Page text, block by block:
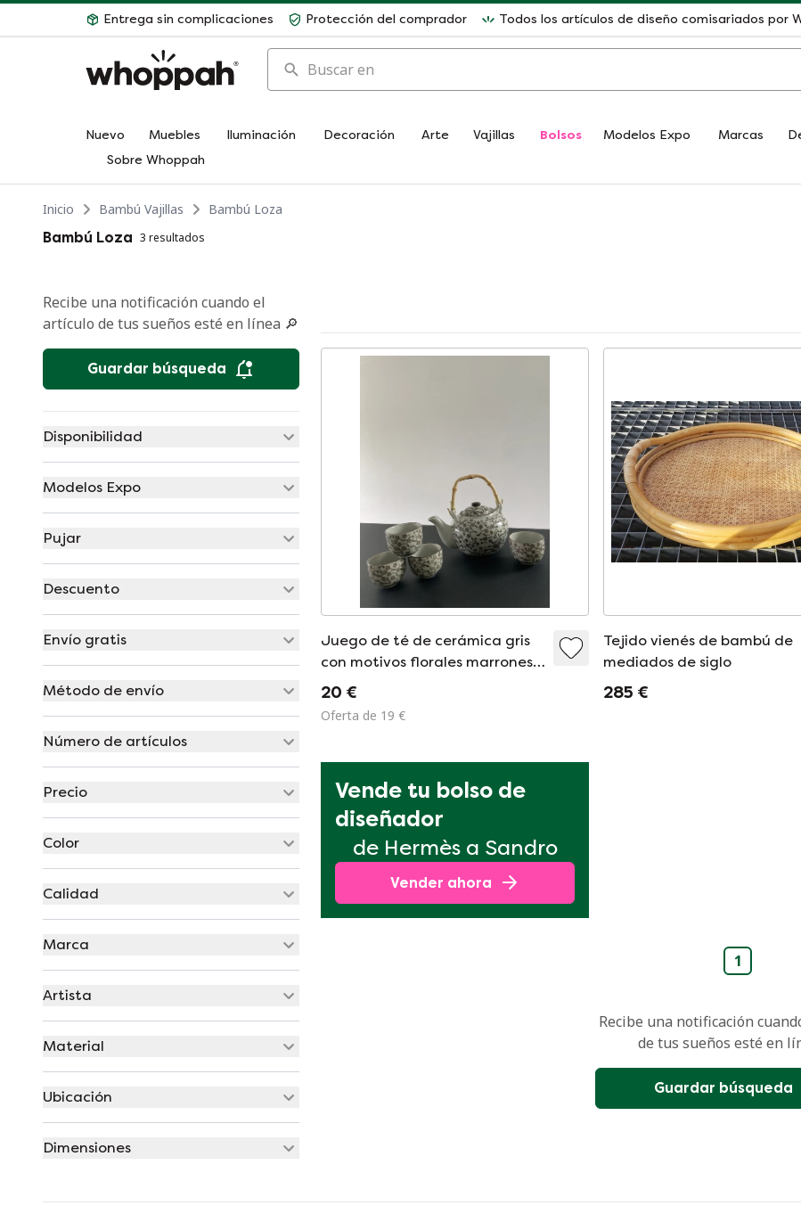
Entrega sin complicaciones Protección del comprador Todos los artículos de diseño comisariados por
Buscar en
Nuevo Muebles Iluminación Decoración Arte Vajillas Bolsos Modelos Expo Marcas
Sobre Whoppah
Inicio Bambú Vajillas
Bambú Loza
Bambú Loza 3 resultados
Recibe una notificación cuando el
artículo de tus sueños esté en línea 🔎
Guardar búsqueda
Disponibilidad
Modelos Expo
Pujar
Descuento
Envío gratis
Método de envío
Número de artículos
Precio
Color
Calidad
Marca
Artista
Material
Ubicación
Dimensiones
Juego de té de cerámica gris
con motivos florales marrones,
cuatro tazas y una tetera
20 €
Oferta de 19 €
Tejido vienés de bambú de
mediados de siglo
285 €
Vende tu bolso de
diseñador
de Hermès a Sandro
Vender ahora
1
Recibe una notificación
de tus sueños esté en
Guardar búsqueda